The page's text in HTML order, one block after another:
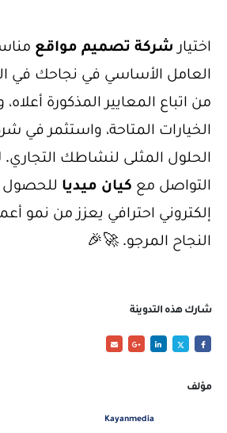
اختيار شركة تصميم مواقع
العامل الأساسي في نجاحك في
من اتباع المعايير المذكورة
الخيارات المتاحة، واستثمر في
الحلول المثلى لنشاطك التجاري.
التواصل مع كيان ميديا
إلكتروني احترافي يعزز من نمو
النجاح المرجو. 🚀🎉
شارك هذه التدوينة
مؤلف
Kayanmedia